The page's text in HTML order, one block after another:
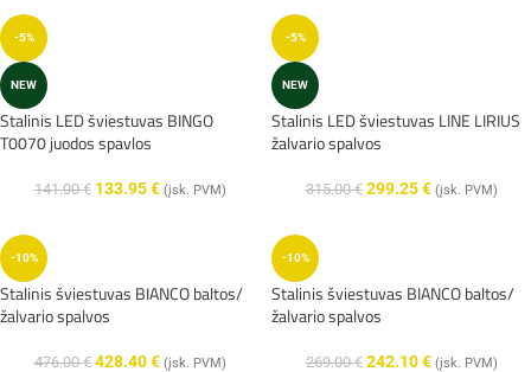
-5%
NEW
Stalinis LED šviestuvas BINGO
T0070 juodos spavlos
141.00€ 133.95€ (įsk. PVM)
-5%
NEW
Stalinis LED šviestuvas LINE LIRIUS
žalvario spalvos
315.00€ 299.25€ (įsk. PVM)
-10%
Stalinis šviestuvas BIANCO baltos/
žalvario spalvos
476.00€ 428.40€ (įsk. PVM)
-10%
Stalinis šviestuvas BIANCO baltos/
žalvario spalvos
269.00€ 242.10€ (įsk. PVM)